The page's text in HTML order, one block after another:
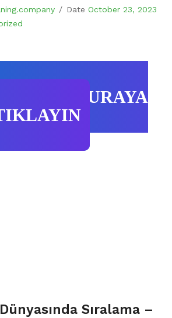
/ Date October 23, 2023
İÇİN BURAYA
Sıralama –